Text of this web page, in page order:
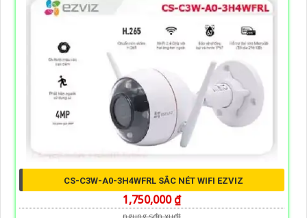
CS-C3W-A0-3H4WFRL SẮC NÉT WIFI EZVIZ
1,750,000 ₫